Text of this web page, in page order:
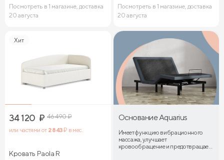
Посмотреть в 1 магазине, доставка
20 августа
Посмотреть в 1 магазине, доставка
20 августа
Хит
34 120 ₽ 46 490₽
или частями от 2 843₽ в мес.
Кровать Paola R
Основание Aquarius
Имеет функцию вибрационного
массажа, улучшает
кровообращение и предотвращает